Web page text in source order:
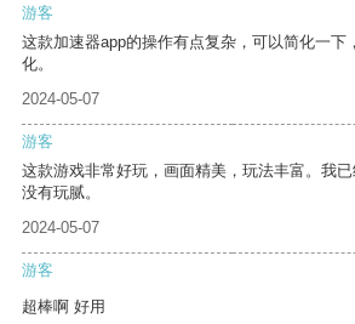
游客
这款加速器app的操作有点复杂，可以简化一下
化。
2024-05-07
游客
这款游戏非常好玩，画面精美，玩法丰富。我
没有玩腻。
2024-05-07
游客
超棒啊 好用